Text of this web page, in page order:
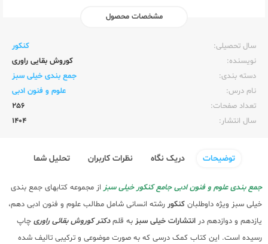
مشخصات محصول
سال تحصیلی:‌
کنکور
نویسنده:‌
کوروش بقایی راوری
دسته بندی:
جمع بندی خیلی سبز
نام درس:
علوم و فنون ادبی
تعداد صفحات:‌
256
سال انتشار:‌
1404
توضیحات دریک نگاه نظرات کاربران تحلیل شما
جمع بندی علوم و فنون ادبی جامع کنکور خیلی سبزاز مجموعه کتابهای جمع بندی
خیلی سبز ویژه داوطلبان کنکور رشته انسانی شامل مطالب علوم و فنون ادبی دهم،
یازدهم و دوازدهم در انتشارات خیلی سبز به قلمدکتر کوروش بقائی راوری چاپ
رسیده است. این کتاب کمک درسی که به صورت موضوعی و ترکیبی تالیف شده